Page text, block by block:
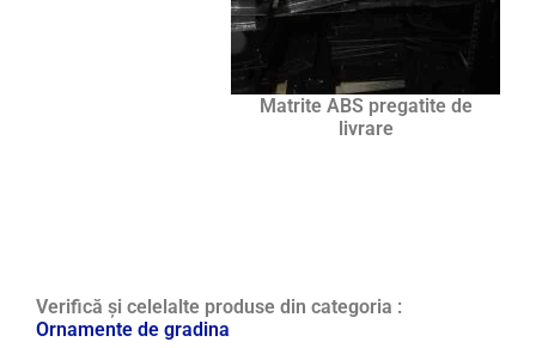
Matrite ABS pregatite de
livrare
Verifică și celelalte produse din categoria :
Ornamente de gradina